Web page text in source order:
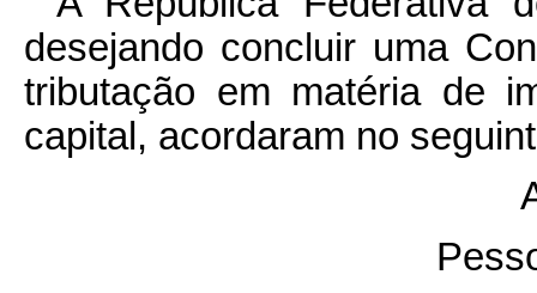
desejando concluir uma
tributação em matéria de
capital, acordaram no